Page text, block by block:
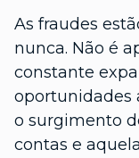
As fraudes
nunca. Não é
constante
oportunidades
o surgimento
contas e